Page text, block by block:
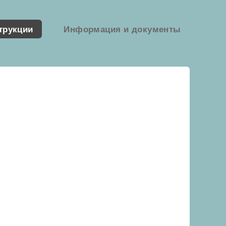
Информация и документы